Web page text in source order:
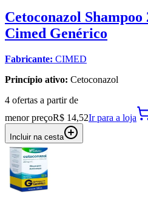
Cetoconazol
Cimed Genérico
Fabricante: CIMED
Princípio ativo: Cetoconazol
4 ofertas a partir de
menor preçoR$ 14,52Ir para a loja
Incluir na cesta